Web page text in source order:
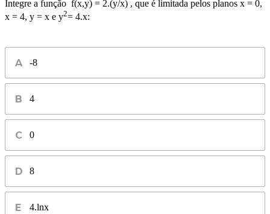
Integre a função f(x,y) = 2.(y/x) , que é limitada pelos planos x = 0,
x = 4, y = x e y2= 4.x:
-8
4
0
8
4.lnx